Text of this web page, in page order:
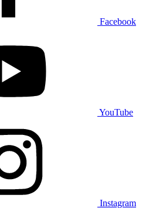
Facebook
YouTube
Instagram